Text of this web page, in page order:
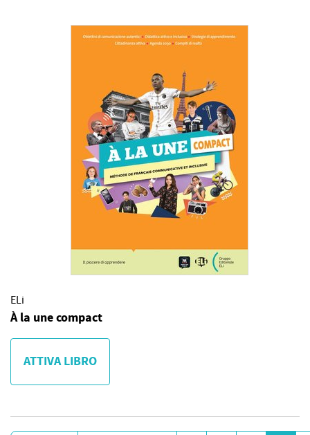
ELi
À la une compact
ATTIVA LIBRO